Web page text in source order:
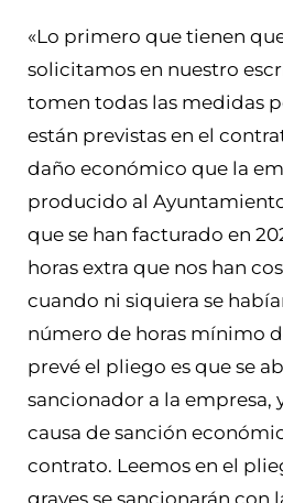
«Lo primero que tienen
solicitamos en nuestro
tomen todas las medidas
están previstas en el
daño económico que la
producido al
que se han facturado en
horas extra que nos han
cuando ni siquiera se
número de horas mínimo
prevé el pliego es que se
sancionador a la empresa,
causa de sanción
contrato. Leemos en el